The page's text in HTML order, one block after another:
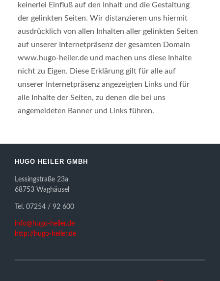
keinerlei Einfluß auf den Inhalt und die Gestaltung
der gelinkten Seiten. Wir distanzieren uns hiermit
ausdrücklich von allen Inhalten aller gelinkten Seiten
auf unserer Internetpräsenz der gesamten Domain
www.hugo-heiler.de und machen uns diese Inhalte
nicht zu Eigen. Diese Erklärung gilt für alle auf
unserer Internetpräsenz angezeigten Links und für
alle Inhalte der Seiten, zu denen die bei uns
angemeldeten Banner und Links führen.
HUGO HEILER GMBH
Lessingstraße 23a
68753 Waghäusel
Tel. 07254 / 92 600
info@hugo-heiler.de
http://hugo-heiler.de